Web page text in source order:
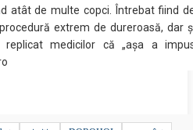
atât de multe copci. Întrebat fiind
extrem de dureroasă, dar
replicat medicilor că „aşa a